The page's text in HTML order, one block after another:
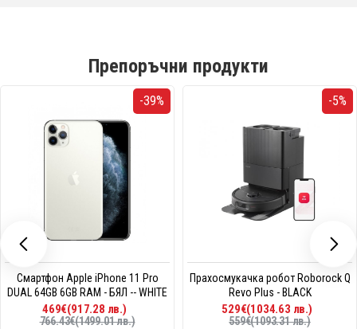
Препоръчни продукти
-39%
Смартфон Apple iPhone 11 Pro
DUAL 64GB 6GB RAM - БЯЛ -- WHITE
469€(917.28 лв.)
766.43€(1499.01 лв.)
-5%
Прахосмукачка робот Roborock Q
Revo Plus - BLACK
529€(1034.63 лв.)
559€(1093.31 лв.)